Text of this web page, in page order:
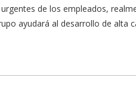
de los empleados,
ayudará al desarrollo de alta